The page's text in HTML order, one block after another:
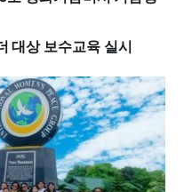
대상 보수교육 실시